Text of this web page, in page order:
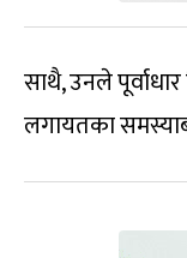
साथै, उनले पूर्वाधार
लगायतका